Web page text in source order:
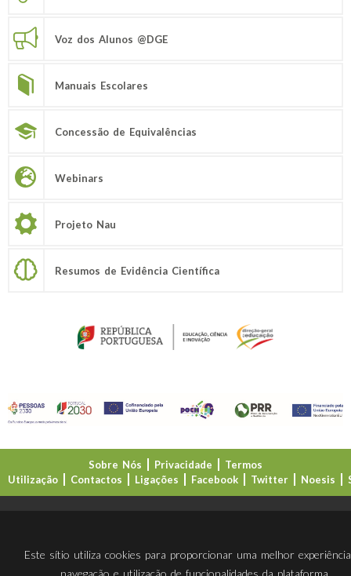
Voz dos Alunos @DGE
Manuais Escolares
Concessão de Equivalências
Webinars
Projeto Nau
Resumos de Evidência Científica
Sobre Nós Privacidade
Termos
Utilização
Contactos Ligações Facebook Twitter Noesis
Este sítio utiliza cookies para proporcionar uma melhor
navegação e utilização de funcionalidades da plataforma.